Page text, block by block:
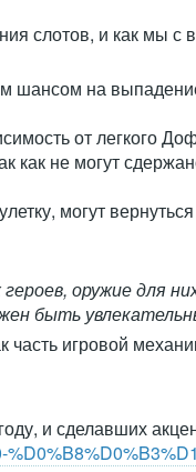
слотов, и как мы
шансом на
от легкого
как не могут
могут
оружие для
быть
игровой
и сделавших